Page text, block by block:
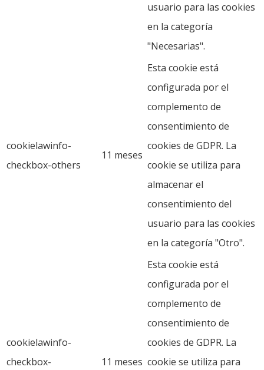
usuario para las cookies
en la categoría
"Necesarias".
cookielawinfo-
checkbox-others
11 meses
Esta cookie está
configurada por el
complemento de
consentimiento de
cookies de GDPR. La
cookie se utiliza para
almacenar el
consentimiento del
usuario para las cookies
en la categoría "Otro".
cookielawinfo-
checkbox-
11 meses
Esta cookie está
configurada por el
complemento de
consentimiento de
cookies de GDPR. La
cookie se utiliza para